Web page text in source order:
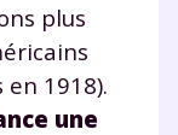
plus
1918).
une
ou